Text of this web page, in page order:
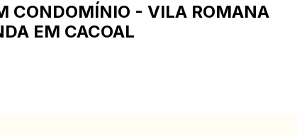
CONDOMÍNIO - VILA ROMANA
EM CACOAL